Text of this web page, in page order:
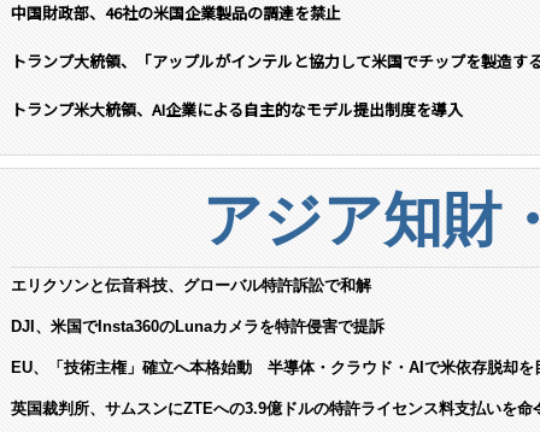
中国財政部、46社の米国企業製品の調達を禁止
トランプ大統領、「アップルがインテルと協力して米国でチップを製造す
トランプ米大統領、AI企業による自主的なモデル提出制度を導入
アジア知財
エリクソンと伝音科技、グローバル特許訴訟で和解
DJI、米国でInsta360のLunaカメラを特許侵害で提訴
EU、「技術主権」確立へ本格始動 半導体・クラウド・AIで米依存脱却を
英国裁判所、サムスンにZTEへの3.9億ドルの特許ライセンス料支払いを命